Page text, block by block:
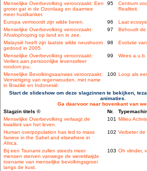
Menselijke Overbevolking veroorzaakt: Een
groter gat in de Ozonlaag en daarmee
meer huidkanker.
95
Centrum
Realiteit.
Europa vermoordt zijn wilde beren. 96
Laat
Menselijke Overbevolking veroorzaakt:
Afvalophoping op land en in zee.
97 Behoudt de
Malaysië heeft zijn laatste wilde neushoorn
gedood in 2005.
98 Evolutie
Menselijke Overbevolking veroorzaakt:
Verlies aan persoonlijke levenssfeer
rondom jou.
99 Wees
Menselijke Bevolkingsaanwas veroorzaakt:
Vernietiging van regenwouden, met name
in Brazilië en Indonesië.
100 Loop als
Start de slideshow om deze slagzinnen te bekijken,
animaties.
Ga daarvoor naar bovenkant van
Slagzin titels ©
Nr.
Menselijke Overbevolking verlaagt de
kwaliteit van het leven.
101 Milieu
Human overpopulation has led to mass
famine in the Sahel and elsewhere in
Africa.
102 Verbeter de
Bij een Tsunami zullen steeds meer
mensen sterven vanwege de wereldwijde
toename van menselijke bevolkingsgroei
langs de kust.
103 Oh vlinder,